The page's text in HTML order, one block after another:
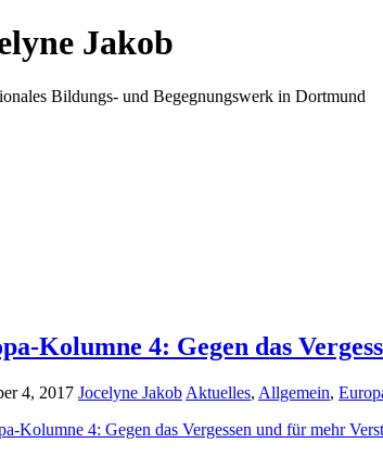
Jakob
Bildungs- und Begegnungswerk in Dortmund
Kolumne 4: Gegen das
4, 2017 Jocelyne Jakob Aktuelles, Allgemein,